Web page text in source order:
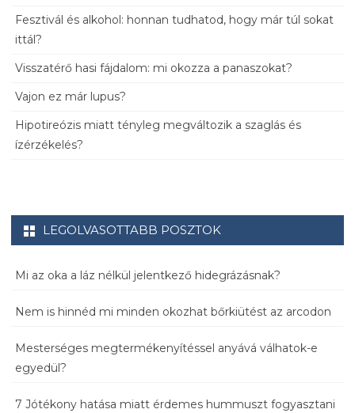
Fesztivál és alkohol: honnan tudhatod, hogy már túl sokat
ittál?
Visszatérő hasi fájdalom: mi okozza a panaszokat?
Vajon ez már lupus?
Hipotireózis miatt tényleg megváltozik a szaglás és
ízérzékelés?
LEGOLVASOTTABB POSZTOK
Mi az oka a láz nélkül jelentkező hidegrázásnak?
Nem is hinnéd mi minden okozhat bőrkiütést az arcodon
Mesterséges megtermékenyítéssel anyává válhatok-e
egyedül?
7 Jótékony hatása miatt érdemes hummuszt fogyasztani